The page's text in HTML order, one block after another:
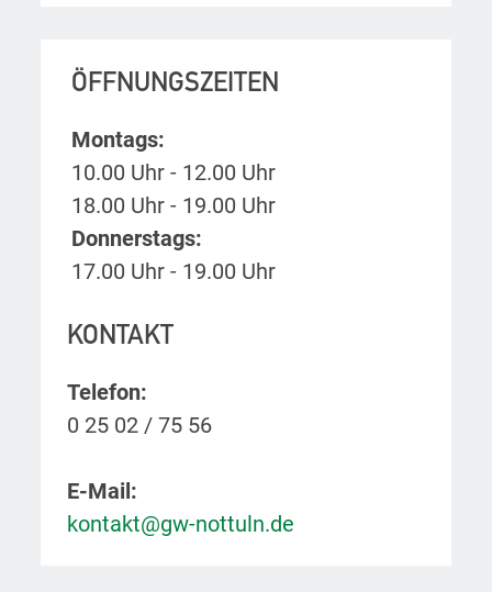
ÖFFNUNGSZEITEN
Montags:
10.00 Uhr - 12.00 Uhr
18.00 Uhr - 19.00 Uhr
Donnerstags:
17.00 Uhr - 19.00 Uhr
KONTAKT
Telefon:
0 25 02 / 75 56
E-Mail:
kontakt@gw-nottuln.de